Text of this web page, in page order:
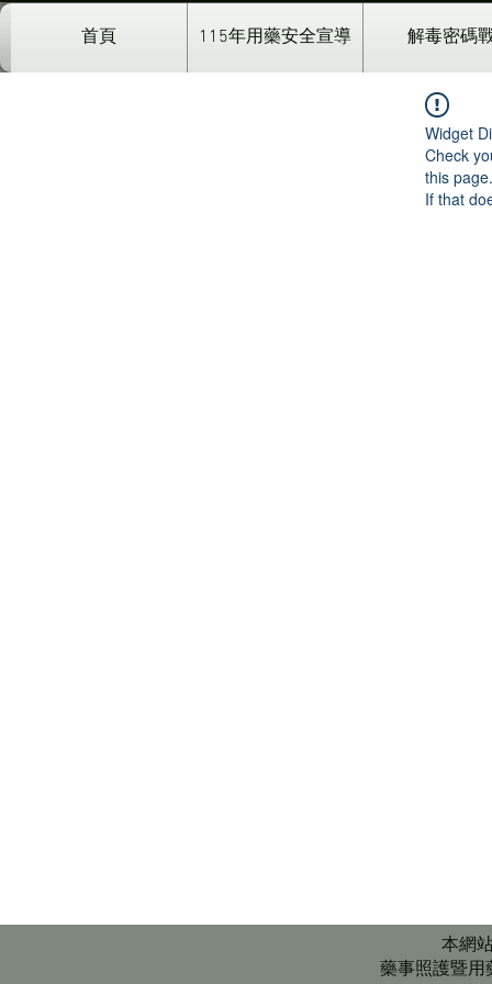
首頁 115年用藥安全宣導 解毒密碼
Widget
Check
this page.
If that
本網
藥事照護暨用